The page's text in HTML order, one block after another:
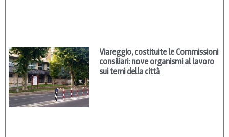
Viareggio, costituite le Commissioni
consiliari: nove organismi al lavoro
sui temi della città